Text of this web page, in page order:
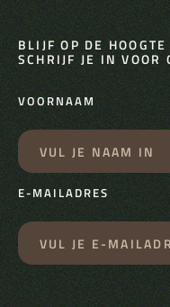
BLIJF OP DE
SCHRIJF JE IN
VOORNAAM
E-MAILADRES